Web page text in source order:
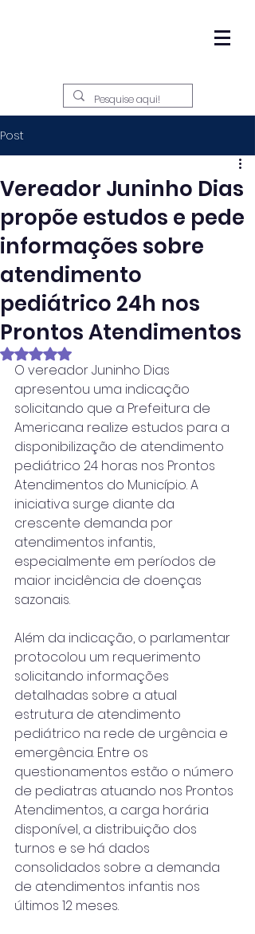
Post
Vereador Juninho Dias
propõe estudos e pede
informações sobre
atendimento
pediátrico 24h nos
Prontos Atendimentos
Avaliado com NaN de 5 estrelas.
O vereador Juninho Dias
apresentou uma indicação
solicitando que a Prefeitura de
Americana realize estudos para a
disponibilização de atendimento
pediátrico 24 horas nos Prontos
Atendimentos do Município. A
iniciativa surge diante da
crescente demanda por
atendimentos infantis,
especialmente em períodos de
maior incidência de doenças
sazonais.
Além da indicação, o parlamentar
protocolou um requerimento
solicitando informações
detalhadas sobre a atual
estrutura de atendimento
pediátrico na rede de urgência e
emergência. Entre os
questionamentos estão o número
de pediatras atuando nos Prontos
Atendimentos, a carga horária
disponível, a distribuição dos
turnos e se há dados
consolidados sobre a demanda
de atendimentos infantis nos
últimos 12 meses.